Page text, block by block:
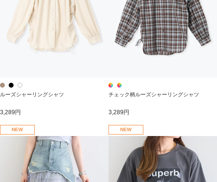
ルーズシャーリングシャツ
3,289円
チェック柄ルーズシャーリングシャツ
3,289円
NEW NEW